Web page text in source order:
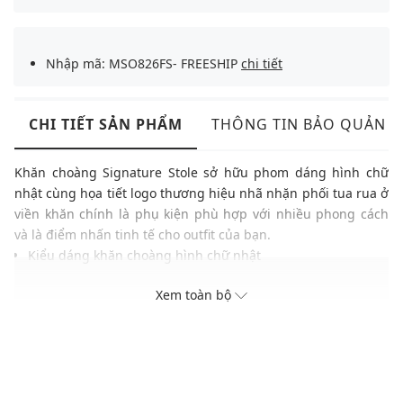
Nhập mã: MSO826FS- FREESHIP chi tiết
CHI TIẾT SẢN PHẨM THÔNG TIN BẢO QUẢN
Khăn choàng Signature Stole sở hữu phom dáng hình chữ
nhật cùng họa tiết logo thương hiệu nhã nhặn phối tua rua ở
viền khăn chính là phụ kiện phù hợp với nhiều phong cách
và là điểm nhấn tinh tế cho outfit của bạn.
Kiểu dáng khăn choàng hình chữ nhật
Phối tua rua ở viền khănXem toàn bộ